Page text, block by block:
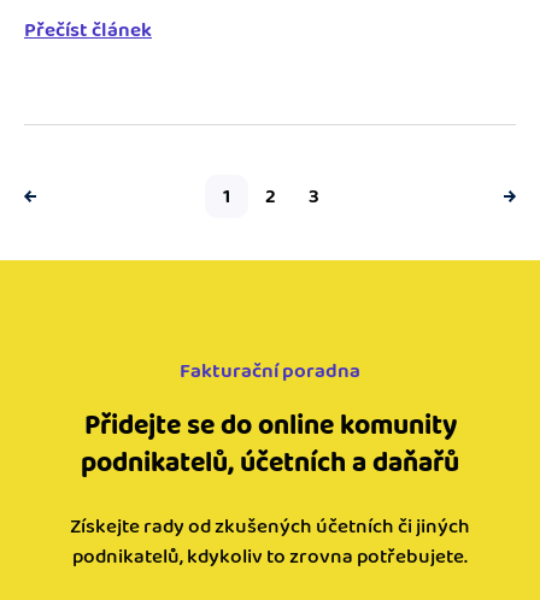
Přečíst článek
1 2 3
Fakturační poradna
Přidejte se do online komunity
podnikatelů, účetních a daňařů
Získejte rady od zkušených účetních či jiných
podnikatelů, kdykoliv to zrovna potřebujete.